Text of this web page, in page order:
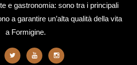
e gastronomia: sono tra i principali
a garantire un’alta qualità della vita
a Formigine.